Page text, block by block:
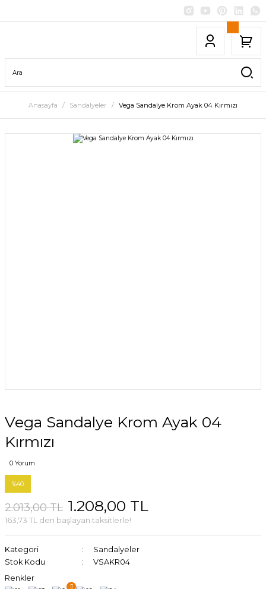
Anasayfa Sandalyeler Vega Sandalye Krom Ayak 04 Kırmızı
Vega Sandalye Krom Ayak 04
Kırmızı
0 Yorum
%40
2.013,00 TL 1.208,00 TL
163,73 TL den başlayan taksitlerle!
Kategori
Sandalyeler
Stok Kodu
VSAKR04
Renkler